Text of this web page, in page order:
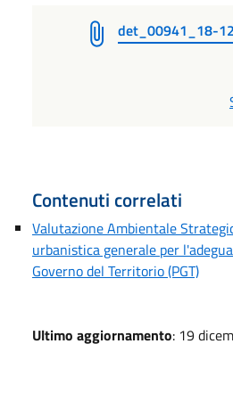
det_00941_18-
Contenuti correlati
Valutazione Ambientale
urbanistica generale per
Governo del Territorio (PGT)
Ultimo aggiornamento: 19